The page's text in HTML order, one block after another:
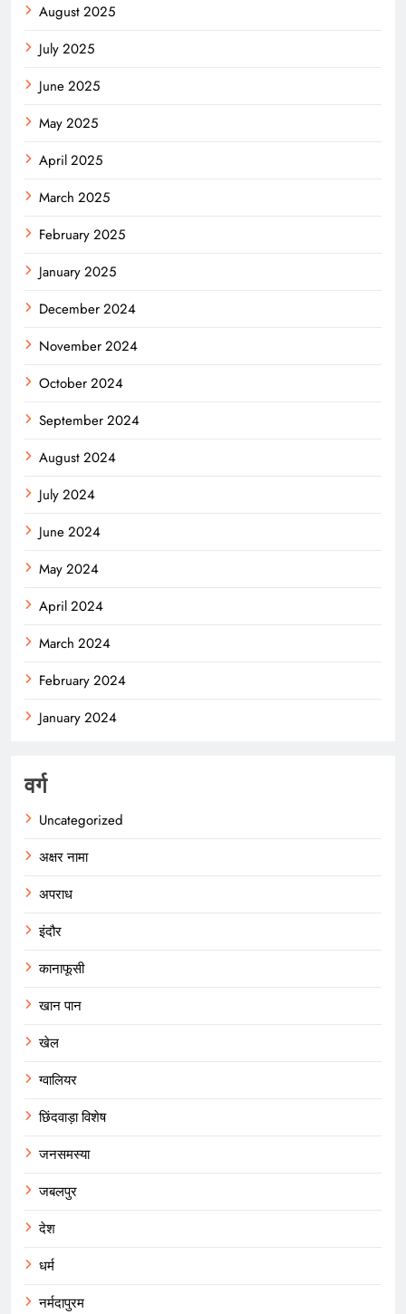
August 2025
July 2025
June 2025
May 2025
April 2025
March 2025
February 2025
January 2025
December 2024
November 2024
October 2024
September 2024
August 2024
July 2024
June 2024
May 2024
April 2024
March 2024
February 2024
January 2024
वर्ग
Uncategorized
अक्षर नामा
अपराध
इंदौर
कानाफूसी
खान पान
खेल
ग्वालियर
छिंदवाड़ा विशेष
जनसमस्या
जबलपुर
देश
धर्म
नर्मदापुरम